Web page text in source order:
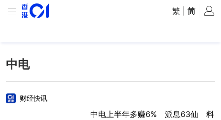
繁 简
中电
财经快讯
中电上半年多赚6% 派息63仙 料